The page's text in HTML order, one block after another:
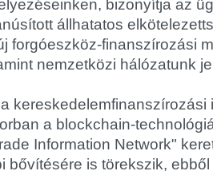
bizonyítja az
állhatatos
forgóeszköz-finanszírozási
nemzetközi hálózatunk
kereskedelemfinanszírozási
a blockchain-
Information Network"
bővítésére is törekszik,